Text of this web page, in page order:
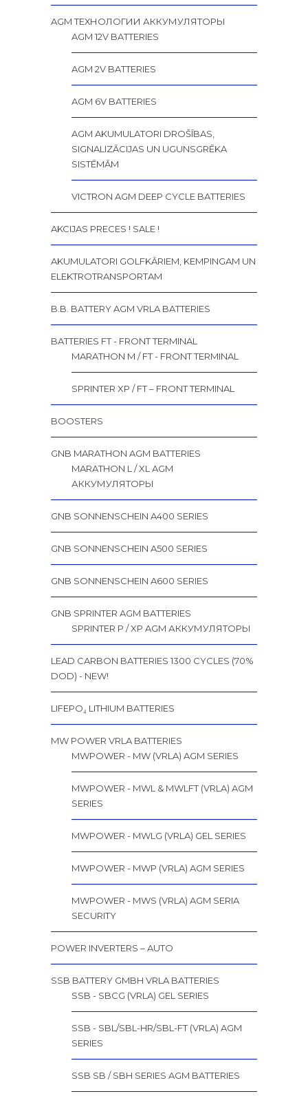
AGM ТЕХНОЛОГИИ АККУМУЛЯТОРЫ
AGM 12V BATTERIES
AGM 2V BATTERIES
AGM 6V BATTERIES
AGM AKUMULATORI DROŠĪBAS,
SIGNALIZĀCIJAS UN UGUNSGRĒKA
SISTĒMĀM
VICTRON AGM DEEP CYCLE BATTERIES
AKCIJAS PRECES ! SALE !
AKUMULATORI GOLFKĀRIEM, KEMPINGAM UN
ELEKTROTRANSPORTAM
B.B. BATTERY AGM VRLA BATTERIES
BATTERIES FT - FRONT TERMINAL
MARATHON M / FT - FRONT TERMINAL
SPRINTER XP / FT – FRONT TERMINAL
BOOSTERS
GNB MARATHON AGM BATTERIES
MARATHON L / XL AGM
АККУМУЛЯТОРЫ
GNB SONNENSCHEIN A400 SERIES
GNB SONNENSCHEIN A500 SERIES
GNB SONNENSCHEIN A600 SERIES
GNB SPRINTER AGM BATTERIES
SPRINTER P / XP AGM АККУМУЛЯТОРЫ
LEAD CARBON BATTERIES 1300 CYCLES (70%
DOD) - NEW!
LIFEPO₄ LITHIUM BATTERIES
MW POWER VRLA BATTERIES
MWPOWER - MW (VRLA) AGM SERIES
MWPOWER - MWL & MWLFT (VRLA) AGM
SERIES
MWPOWER - MWLG (VRLA) GEL SERIES
MWPOWER - MWP (VRLA) AGM SERIES
MWPOWER - MWS (VRLA) AGM SERIA
SECURITY
POWER INVERTERS – AUTO
SSB BATTERY GMBH VRLA BATTERIES
SSB - SBCG (VRLA) GEL SERIES
SSB - SBL/SBL-HR/SBL-FT (VRLA) AGM
SERIES
SSB SB / SBH SERIES AGM BATTERIES